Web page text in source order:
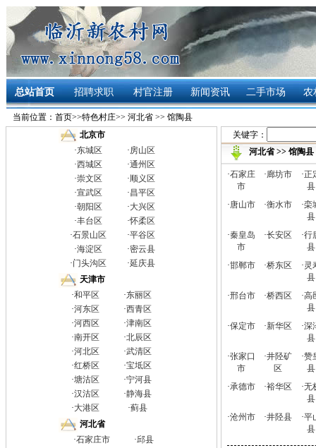
总站首页 招聘求职 村官注册 新闻资讯 二手市场 农
当前位置： 首页>>特色村庄>> 河北省 >> 馆陶县
北京市
·东城区 ·房山区
·西城区 ·通州区
·崇文区 ·顺义区
·宣武区 ·昌平区
·朝阳区 ·大兴区
·丰台区 ·怀柔区
·石景山区 ·平谷区
·海淀区 ·密云县
·门头沟区 ·延庆县
天津市
·和平区 ·东丽区
·河东区 ·西青区
·河西区 ·津南区
·南开区 ·北辰区
·河北区 ·武清区
·红桥区 ·宝坻区
·塘沽区 ·宁河县
·汉沽区 ·静海县
·大港区 ·蓟县
河北省
·石家庄市 ·邱县
关键字：
河北省>> 馆陶县
·石家庄
市
·廊坊市 ·正
县
·唐山市 ·衡水市 ·栾
县
·秦皇岛
市
·长安区 ·行
县
·邯郸市 ·桥东区 ·灵
县
·邢台市 ·桥西区 ·高
县
·保定市 ·新华区 ·深
县
·张家口
市
·井陉矿
区
·赞
县
·承德市 ·裕华区 ·无
县
·沧州市 ·井陉县 ·平
县